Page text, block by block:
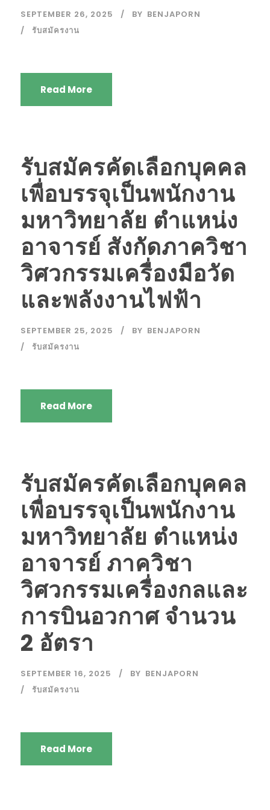
SEPTEMBER 26, 2025 BY BENJAPORN
รับสมัครงาน
Read More
รับสมัครคัดเลือกบุคคล
เพื่อบรรจุเป็นพนักงาน
มหาวิทยาลัย ตำแหน่ง
อาจารย์ สังกัดภาควิชา
วิศวกรรมเครื่องมือวัด
และพลังงานไฟฟ้า
SEPTEMBER 25, 2025 BY BENJAPORN
รับสมัครงาน
Read More
รับสมัครคัดเลือกบุคคล
เพื่อบรรจุเป็นพนักงาน
มหาวิทยาลัย ตำแหน่ง
อาจารย์ ภาควิชา
วิศวกรรมเครื่องกลและ
การบินอวกาศ จำนวน
2 อัตรา
SEPTEMBER 16, 2025 BY BENJAPORN
รับสมัครงาน
Read More